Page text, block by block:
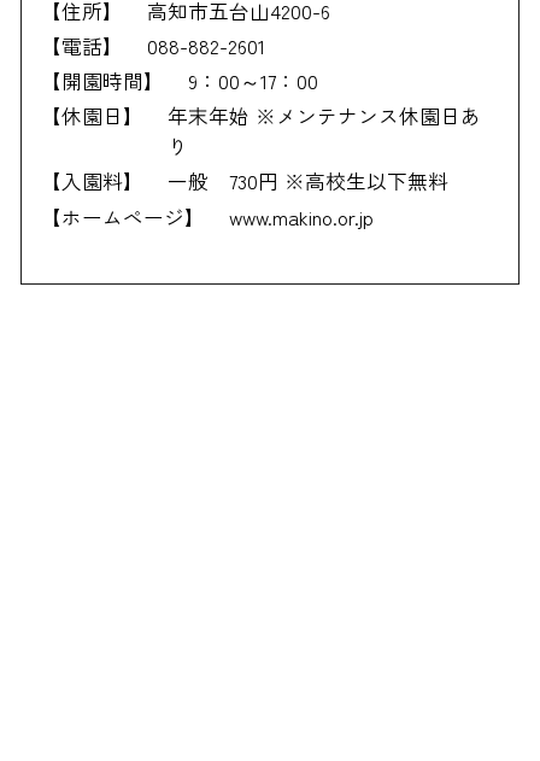
【住所】
高知市五台山4200-6
【電話】
088-882-2601
【開園時間】
9：00～17：00
【休園日】
年末年始 ※メンテナンス休園日あ
り
【入園料】
一般 730円 ※高校生以下無料
【ホームページ】
www.makino.or.jp